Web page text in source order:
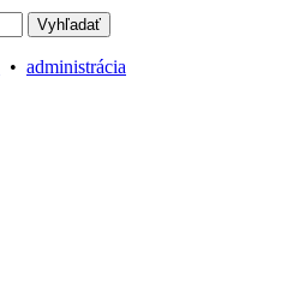
• administrácia